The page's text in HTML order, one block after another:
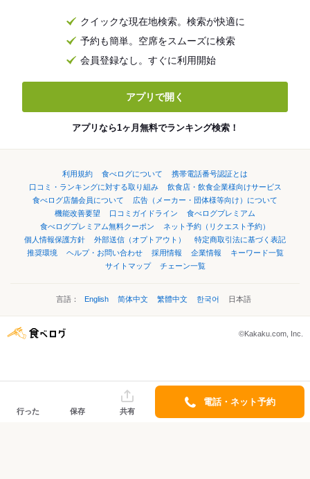
クイックな現在地検索。検索が快適に
予約も簡単。空席をスムーズに検索
会員登録なし。すぐに利用開始
アプリで開く
アプリなら1ヶ月無料でランキング検索！
利用規約 食べログについて
携帯電話番号認証とは
口コミ・ランキングに対する取り組み
飲食店・飲食企業様向けサービス
食べログ店舗会員について
広告（メーカー・団体様等向け）について
機能改善要望
口コミガイドライン
食べログプレミアム
食べログプレミアム無料クーポン
ネット予約（リクエスト予約）
個人情報保護方針
外部送信（オプトアウト）
特定商取引法に基づく表記
推奨環境
ヘルプ・お問い合わせ 採用情報 企業情報
キーワード一覧
サイトマップ
チェーン一覧
言語： English 简体中文 繁體中文 한국어 日本語
©Kakaku.com, Inc.
行った 保存 共有
電話・ネット予約